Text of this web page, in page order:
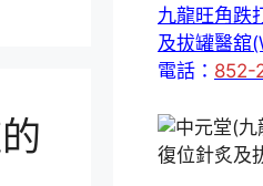
九龍旺角跌
及拔罐醫舘
電話： 852-